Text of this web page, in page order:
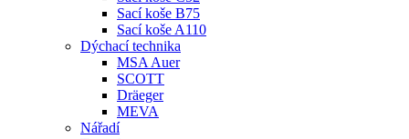
Sací koše B75
Sací koše A110
Dýchací technika
MSA Auer
SCOTT
Dräeger
MEVA
Nářadí